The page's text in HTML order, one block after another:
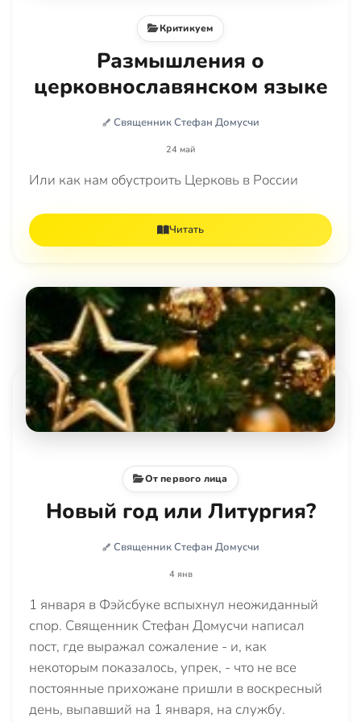
Критикуем
Размышления о
церковнославянском языке
Священник Стефан Домусчи
24 май
Или как нам обустроить Церковь в России
Читать
От первого лица
Новый год или Литургия?
Священник Стефан Домусчи
4 янв
1 января в Фэйсбуке вспыхнул неожиданный
спор. Священник Стефан Домусчи написал
пост, где выражал сожаление - и, как
некоторым показалось, упрек, - что не все
постоянные прихожане пришли в воскресный
день, выпавший на 1 января, на службу.